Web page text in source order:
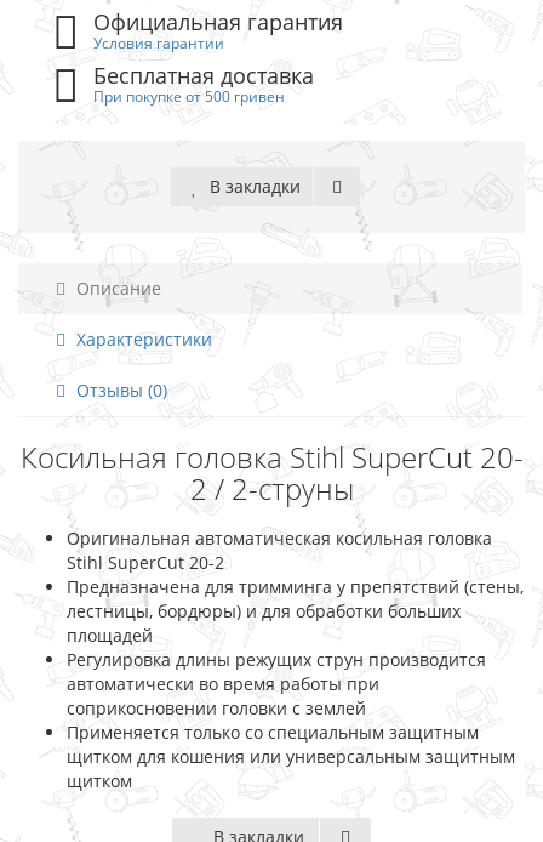
Официальная гарантия
Условия гарантии
Бесплатная доставка
При покупке от 500 гривен
В закладки
Описание
Характеристики
Отзывы (0)
Косильная головка Stihl SuperCut 20-
2 / 2-струны
Оригинальная автоматическая косильная головка
Stihl SuperCut 20-2
Предназначена для тримминга у препятствий (стены,
лестницы, бордюры) и для обработки больших
площадей
Регулировка длины режущих струн производится
автоматически во время работы при
соприкосновении головки с землей
Применяется только со специальным защитным
щитком для кошения или универсальным защитным
щитком
В закладки